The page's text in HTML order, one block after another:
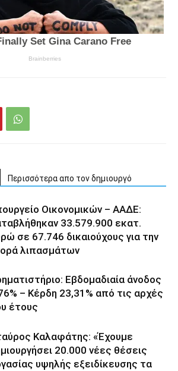
Περισσότερα απο τον δημιουργό
Οικονομικών – ΑΑΔΕ:
33.579.900 εκατ.
σε 67.746 δικαιούχους για την
λιπασμάτων
Εβδομαδιαία άνοδος
– Κέρδη 23,31% από τις αρχές
έτους
Καλαφάτης: «Έχουμε
20.000 νέες θέσεις
υψηλής εξειδίκευσης τα